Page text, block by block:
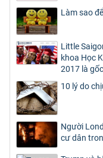
Làm sao
Little
khoa Học
2017 là
10 lý do
Người
cư dân